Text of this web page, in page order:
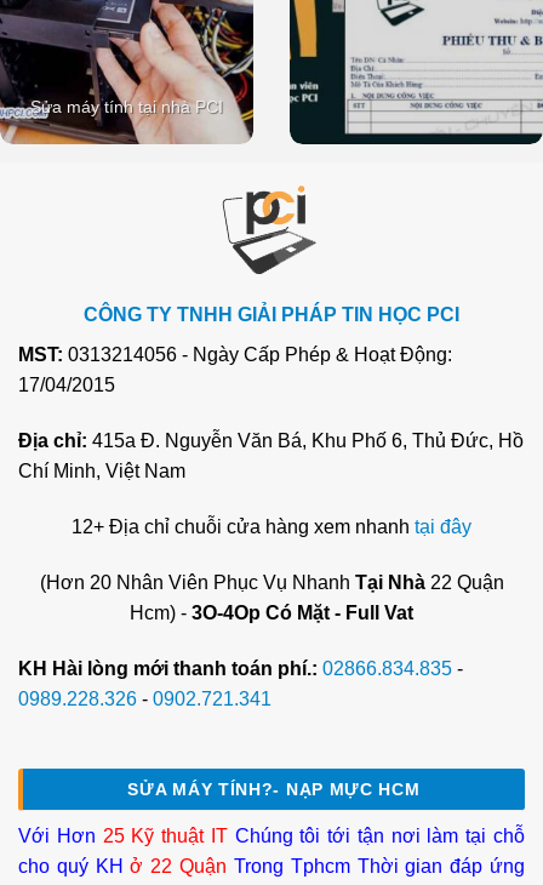
Sửa máy tính tại nhà PCI
CÔNG TY TNHH GIẢI PHÁP TIN HỌC PCI
MST: 0313214056 - Ngày Cấp Phép & Hoạt Động:
17/04/2015
Địa chỉ: 415a Đ. Nguyễn Văn Bá, Khu Phố 6, Thủ Đức, Hồ
Chí Minh, Việt Nam
12+ Địa chỉ chuỗi cửa hàng xem nhanh tại đây
(Hơn 20 Nhân Viên Phục Vụ Nhanh Tại Nhà22 Quận
Hcm) - 3O-4Op Có Mặt - Full Vat
KH Hài lòng mới thanh toán phí.: 02866.834.835 -
0989.228.326 - 0902.721.341
SỬA MÁY TÍNH?- NẠP MỰC HCM
Với Hơn 25 Kỹ thuật ITChúng tôi tới tận nơi làm tại chỗ
cho quý KHở 22 Quận Trong Tphcm Thời gian đáp ứng